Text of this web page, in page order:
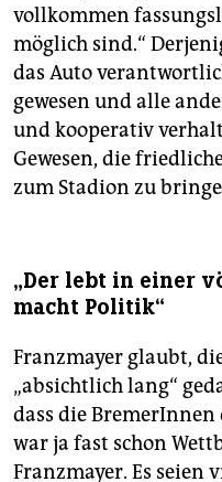
vollkommen
möglich sind.“
das Auto
gewesen und alle
und kooperativ
Gewesen, die
zum Stadion zu
„Der lebt in einer
macht Politik“
Franzmayer glaubt,
„absichtlich lang“
dass die BremerInnen
war ja fast schon
Franzmayer. Es seien